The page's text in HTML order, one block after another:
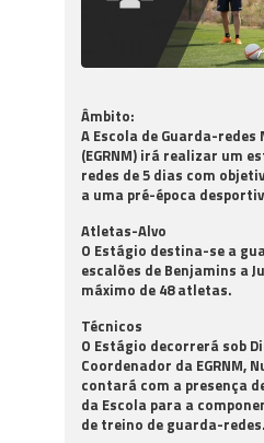
Âmbito:
A Escola de Guarda-redes
(EGRNM) irá realizar um
redes de 5 dias com
a uma pré-época
Atletas-Alvo
O Estágio destina-se a
escalões de Benjamins a
máximo de 48 atletas.
Técnicos
O Estágio decorrerá sob
Coordenador da EGRNM,
contará com a presença
da Escola para a
de treino de guarda-redes.